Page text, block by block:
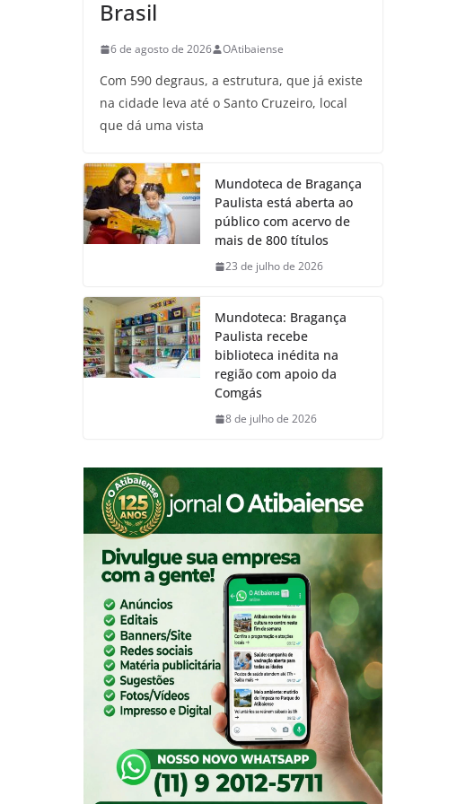
Brasil
6 de agosto de 2026 OAtibaiense
Com 590 degraus, a estrutura, que já existe
na cidade leva até o Santo Cruzeiro, local
que dá uma vista
Mundoteca de Bragança
Paulista está aberta ao
público com acervo de
mais de 800 títulos
23 de julho de 2026
Mundoteca: Bragança
Paulista recebe
biblioteca inédita na
região com apoio da
Comgás
8 de julho de 2026